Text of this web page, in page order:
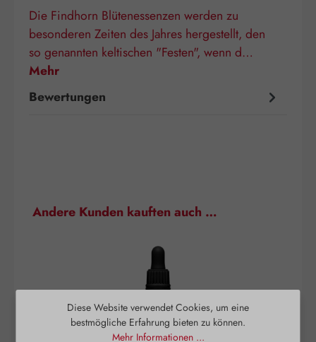
Die Findhorn Blütenessenzen werden zu
besonderen Zeiten des Jahres hergestellt, den
so genannten keltischen "Festen", wenn d…
Mehr
Bewertungen
Produktgalerie überspringen
Andere Kunden kauften auch …
Diese Website verwendet Cookies, um eine
bestmögliche Erfahrung bieten zu können.
Mehr Informationen ...